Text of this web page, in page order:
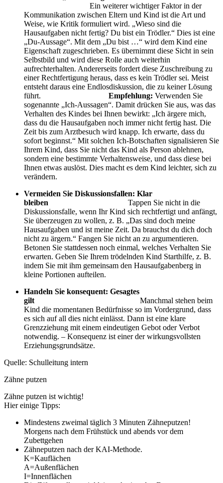
Ein weiterer wichtiger Faktor in der
Kommunikation zwischen Eltern und Kind ist die Art und
Weise, wie Kritik formuliert wird. „Wieso sind die
Hausaufgaben nicht fertig? Du bist ein Trödler.“ Dies ist eine
„Du-Aussage“. Mit dem „Du bist …“ wird dem Kind eine
Eigenschaft zugeschrieben. Es übernimmt diese Sicht in sein
Selbstbild und wird diese Rolle auch weiterhin
aufrechterhalten. Andererseits fordert diese Zuschreibung zu
einer Rechtfertigung heraus, dass es kein Trödler sei. Meist
entsteht daraus eine Endlosdiskussion, die zu keiner Lösung
führt. Empfehlung: Verwenden Sie
sogenannte „Ich-Aussagen“. Damit drücken Sie aus, was das
Verhalten des Kindes bei Ihnen bewirkt: „Ich ärgere mich,
dass du die Hausaufgaben noch immer nicht fertig hast. Die
Zeit bis zum Arztbesuch wird knapp. Ich erwarte, dass du
sofort beginnst.“ Mit solchen Ich-Botschaften signalisieren Sie
Ihrem Kind, dass Sie nicht das Kind als Person ablehnen,
sondern eine bestimmte Verhaltensweise, und dass diese bei
Ihnen etwas auslöst. Dies macht es dem Kind leichter, sich zu
verändern.
Vermeiden Sie Diskussionsfallen: Klar
bleiben Tappen Sie nicht in die
Diskussionsfalle, wenn Ihr Kind sich rechtfertigt und anfängt,
Sie überzeugen zu wollen, z. B. „Das sind doch meine
Hausaufgaben und ist meine Zeit. Da brauchst du dich doch
nicht zu ärgern.“ Fangen Sie nicht an zu argumentieren.
Betonen Sie stattdessen noch einmal, welches Verhalten Sie
erwarten. Geben Sie Ihrem trödelnden Kind Starthilfe, z. B.
indem Sie mit ihm gemeinsam den Hausaufgabenberg in
kleine Portionen aufteilen.
Handeln Sie konsequent: Gesagtes
gilt Manchmal stehen beim
Kind die momentanen Bedürfnisse so im Vordergrund, dass
es sich auf all dies nicht einlässt. Dann ist eine klare
Grenzziehung mit einem eindeutigen Gebot oder Verbot
notwendig. – Konsequenz ist einer der wirkungsvollsten
Erziehungsgrundsätze.
Quelle: Schulleitung intern
Zähne putzen
Zähne putzen ist wichtig!
Hier einige Tipps:
Mindestens zweimal täglich 3 Minuten Zähneputzen!
Morgens nach dem Frühstück und abends vor dem
Zubettgehen
Zähneputzen nach der KAI-Methode.
K=Kauflächen
A=Außenflächen
I=Innenflächen